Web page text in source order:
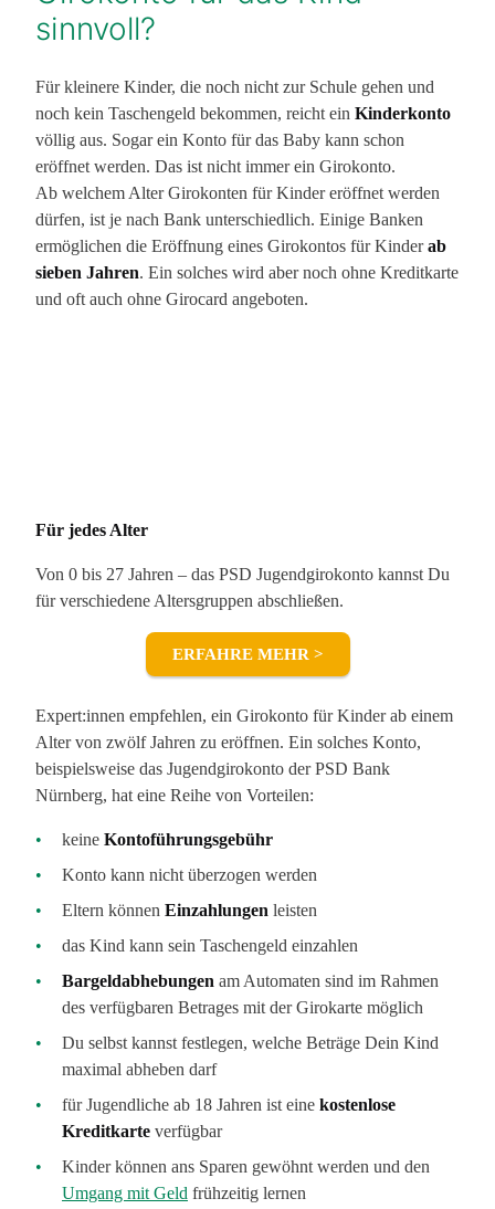
sinnvoll?
Für kleinere Kinder, die noch nicht zur Schule gehen und
noch kein Taschengeld bekommen, reicht ein Kinderkonto
völlig aus. Sogar ein Konto für das Baby kann schon
eröffnet werden. Das ist nicht immer ein Girokonto.
Ab welchem Alter Girokonten für Kinder eröffnet werden
dürfen, ist je nach Bank unterschiedlich. Einige Banken
ermöglichen die Eröffnung eines Girokontos für Kinderab
sieben Jahren. Ein solches wird aber noch ohne Kreditkarte
und oft auch ohne Girocard angeboten.
Für jedes Alter
Von 0 bis 27 Jahren – das PSD Jugendgirokonto kannst Du
für verschiedene Altersgruppen abschließen.
ERFAHRE MEHR >
Expert:innen empfehlen, ein Girokonto für Kinder ab einem
Alter von zwölf Jahren zu eröffnen. Ein solches Konto,
beispielsweise das Jugendgirokonto der PSD Bank
Nürnberg, hat eine Reihe von Vorteilen:
keine Kontoführungsgebühr
Konto kann nicht überzogen werden
Eltern können Einzahlungen leisten
das Kind kann sein Taschengeld einzahlen
Bargeldabhebungen am Automaten sind im Rahmen
des verfügbaren Betrages mit der Girokarte möglich
Du selbst kannst festlegen, welche Beträge Dein Kind
maximal abheben darf
für Jugendliche ab 18 Jahren ist eine kostenlose
Kreditkarte verfügbar
Kinder können ans Sparen gewöhnt werden und den
Umgang mit Geld frühzeitig lernen